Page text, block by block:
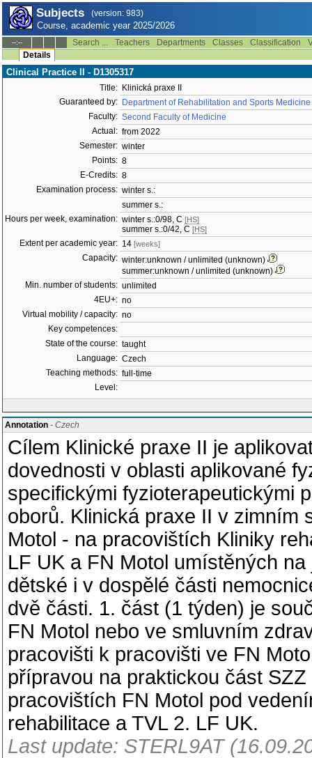
Subjects (version: 983)
Course, academic year 2025/2026
--:-- Search ... Teachers Departments Classes Classification
Details
Clinical Practice II - D1305317
Title: Klinická praxe II
Guaranteed by: Department of Rehabilitation and Sports
Faculty: Second Faculty of Medicine
Actual: from 2022
Semester: winter
Points: 8
E-Credits: 8
Examination process: winter s.:
summer s.:
Hours per week, examination: winter s.:0/98, C [HS]
summer s.:0/42, C [HS]
Extent per academic year: 14 [weeks]
Capacity: winter:unknown / unlimited (unknown)
summer:unknown / unlimited (unknown)
Min. number of students: unlimited
4EU+: no
Virtual mobility / capacity: no
Key competences:
State of the course: taught
Language: Czech
Teaching methods: full-time
Level:
Annotation - Czech
Cílem Klinické praxe II je
dovednosti v oblasti aplikované
specifickými fyzioterapeutickými
oborů. Klinická praxe II v zimním
Motol - na pracovištích Kliniky
LF UK a FN Motol umístěných
dětské i v dospělé části
dvě části. 1. část (1 týden) je
FN Motol nebo ve smluvním
pracovišti k pracovišti ve FN
přípravou na praktickou část
pracovištích FN Motol pod
rehabilitace a TVL 2. LF UK.
Last update: STERL9AT